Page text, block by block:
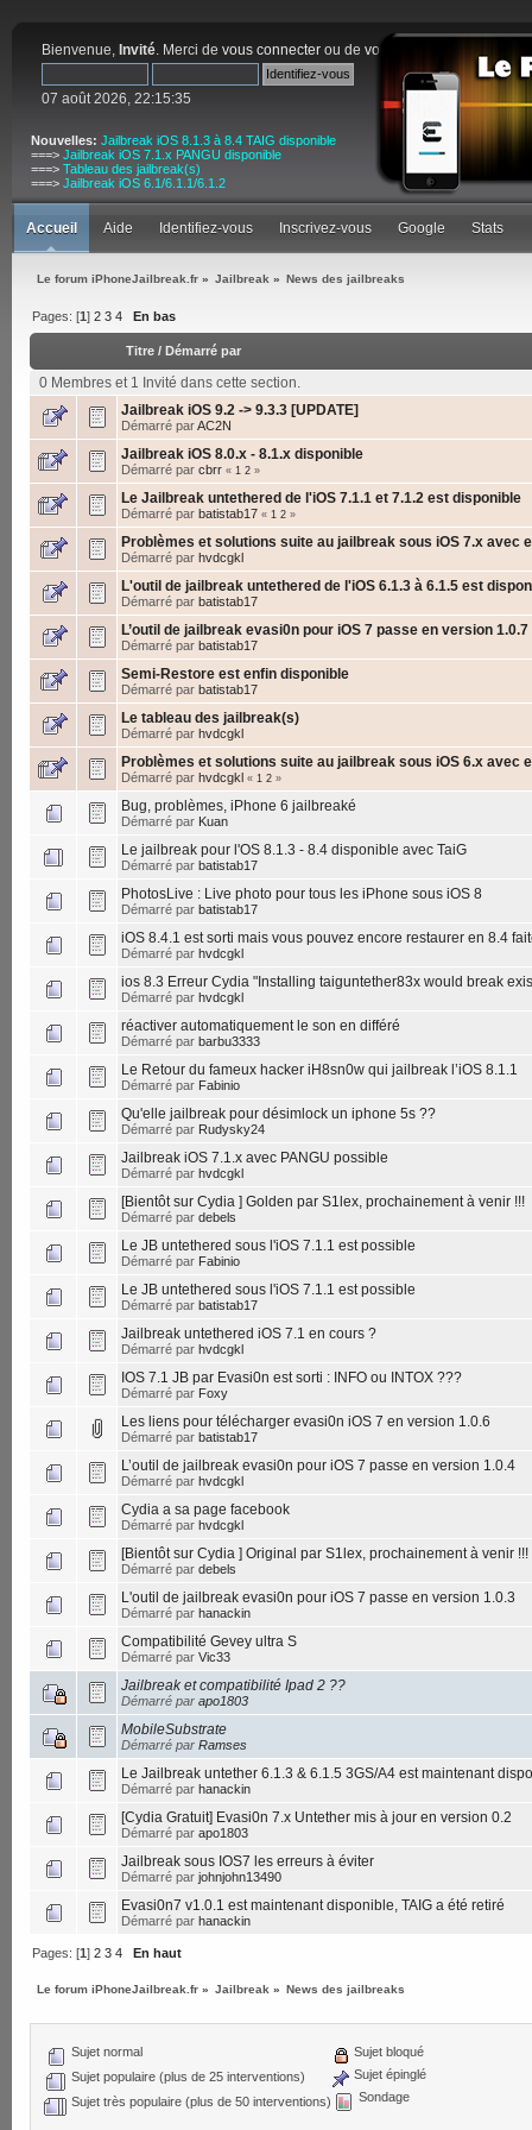
Bienvenue, Invité. Merci de vous connecter ou de vous inscrire
07 août 2026, 22:15:35
Nouvelles: Jailbreak iOS 8.1.3 à 8.4 TAIG disponible
===> Jailbreak iOS 7.1.x PANGU disponible
===> Tableau des jailbreak(s)
===> Jailbreak iOS 6.1/6.1.1/6.1.2
Accueil Aide Identifiez-vous Inscrivez-vous Google Stats
Le forum iPhoneJailbreak.fr » Jailbreak » News des jailbreaks
Pages: [1]2 3 4 En bas
Titre/ Démarré par
0 Membres et 1 Invité dans cette section.
Jailbreak iOS 9.2 -> 9.3.3 [UPDATE]
Démarré parAC2N
Jailbreak iOS 8.0.x - 8.1.x disponible
Démarré par cbrr « 1 2 »
Le Jailbreak untethered de l'iOS 7.1.1 et 7.1.2 est disponible
Démarré par batistab17 « 1 2 »
Problèmes et solutions suite au jailbreak sous iOS 7.x avec
Démarré par hvdcgkl
L'outil de jailbreak untethered de l'iOS 6.1.3 à 6.1.5 est
Démarré par batistab17
L’outil de jailbreak evasi0n pour iOS 7 passe en version 1.0.7
Démarré par batistab17
Semi-Restore est enfin disponible
Démarré par batistab17
Le tableau des jailbreak(s)
Démarré par hvdcgkl
Problèmes et solutions suite au jailbreak sous iOS 6.x avec
Démarré par hvdcgkl « 1 2 »
Bug, problèmes, iPhone 6 jailbreaké
Démarré par Kuan
Le jailbreak pour l'OS 8.1.3 - 8.4 disponible avec TaiG
Démarré par batistab17
PhotosLive : Live photo pour tous les iPhone sous iOS 8
Démarré par batistab17
iOS 8.4.1 est sorti mais vous pouvez encore restaurer en 8.4
Démarré par hvdcgkl
ios 8.3 Erreur Cydia "Installing taiguntether83x would break
Démarré par hvdcgkl
réactiver automatiquement le son en différé
Démarré par barbu3333
Le Retour du fameux hacker iH8sn0w qui jailbreak l’iOS 8.1.1
Démarré par Fabinio
Qu'elle jailbreak pour désimlock un iphone 5s ??
Démarré par Rudysky24
Jailbreak iOS 7.1.x avec PANGU possible
Démarré par hvdcgkl
[Bientôt sur Cydia ] Golden par S1lex, prochainement à venir !!!
Démarré par debels
Le JB untethered sous l'iOS 7.1.1 est possible
Démarré par Fabinio
Le JB untethered sous l'iOS 7.1.1 est possible
Démarré par batistab17
Jailbreak untethered iOS 7.1 en cours ?
Démarré par hvdcgkl
IOS 7.1 JB par Evasi0n est sorti : INFO ou INTOX ???
Démarré par Foxy
Les liens pour télécharger evasi0n iOS 7 en version 1.0.6
Démarré par batistab17
L’outil de jailbreak evasi0n pour iOS 7 passe en version 1.0.4
Démarré par hvdcgkl
Cydia a sa page facebook
Démarré par hvdcgkl
[Bientôt sur Cydia ] Original par S1lex, prochainement à venir !!!
Démarré par debels
L'outil de jailbreak evasi0n pour iOS 7 passe en version 1.0.3
Démarré par hanackin
Compatibilité Gevey ultra S
Démarré par Vic33
Jailbreak et compatibilité Ipad 2 ??
Démarré par apo1803
MobileSubstrate
Démarré par Ramses
Le Jailbreak untether 6.1.3 & 6.1.5 3GS/A4 est maintenant
Démarré par hanackin
[Cydia Gratuit] Evasi0n 7.x Untether mis à jour en version 0.2
Démarré par apo1803
Jailbreak sous IOS7 les erreurs à éviter
Démarré par johnjohn13490
Evasi0n7 v1.0.1 est maintenant disponible, TAIG a été retiré
Démarré par hanackin
Pages: [1]2 3 4 En haut
Le forum iPhoneJailbreak.fr » Jailbreak » News des jailbreaks
Sujet normal
Sujet populaire (plus de 25 interventions)
Sujet très populaire (plus de 50 interventions)
Sujet bloqué
Sujet épinglé
Sondage